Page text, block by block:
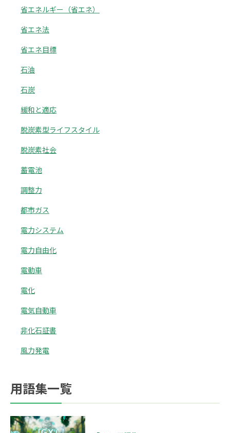
省エネルギー（省エネ）
省エネ法
省エネ目標
石油
石炭
緩和と適応
脱炭素型ライフスタイル
脱炭素社会
蓄電池
調整力
都市ガス
電力システム
電力自由化
電動車
電化
電気自動車
非化石証書
風力発電
用語集一覧